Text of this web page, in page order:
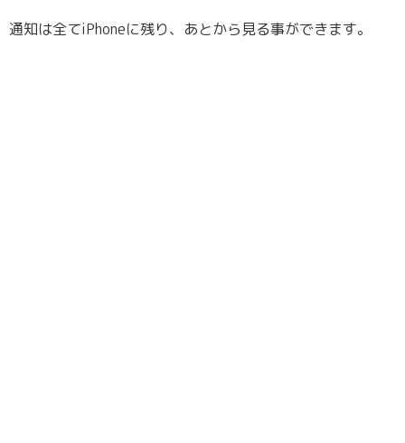
通知は全てiPhoneに残り、あとから見る事ができます。